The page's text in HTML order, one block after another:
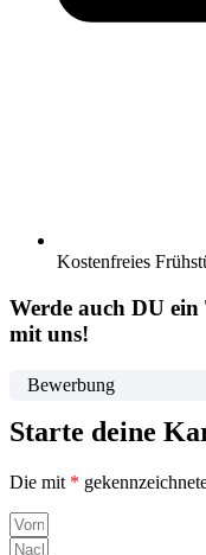
Kostenfreies
Werde auch DU ein
mit uns!
Bewerbung
Starte deine
Die mit *